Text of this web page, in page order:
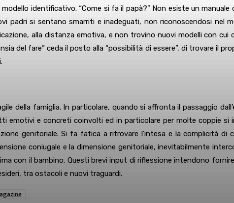
identificativo. “Come si fa il papà?” Non esiste un
padri si sentano smarriti e inadeguati, non riconoscendosi nel
alla distanza emotiva, e non trovino nuovi modelli con
del fare” ceda il posto alla “possibilità di essere”, di trovare il
della famiglia. In particolare, quando si affronta il passaggio
e concreti coinvolti ed in particolare per molte coppie si
genitoriale. Si fa fatica a ritrovare l’intesa e la complicità di
coniugale e la dimensione genitoriale, inevitabilmente
con il bambino. Questi brevi input di riflessione intendono
tra ostacoli e nuovi traguardi.